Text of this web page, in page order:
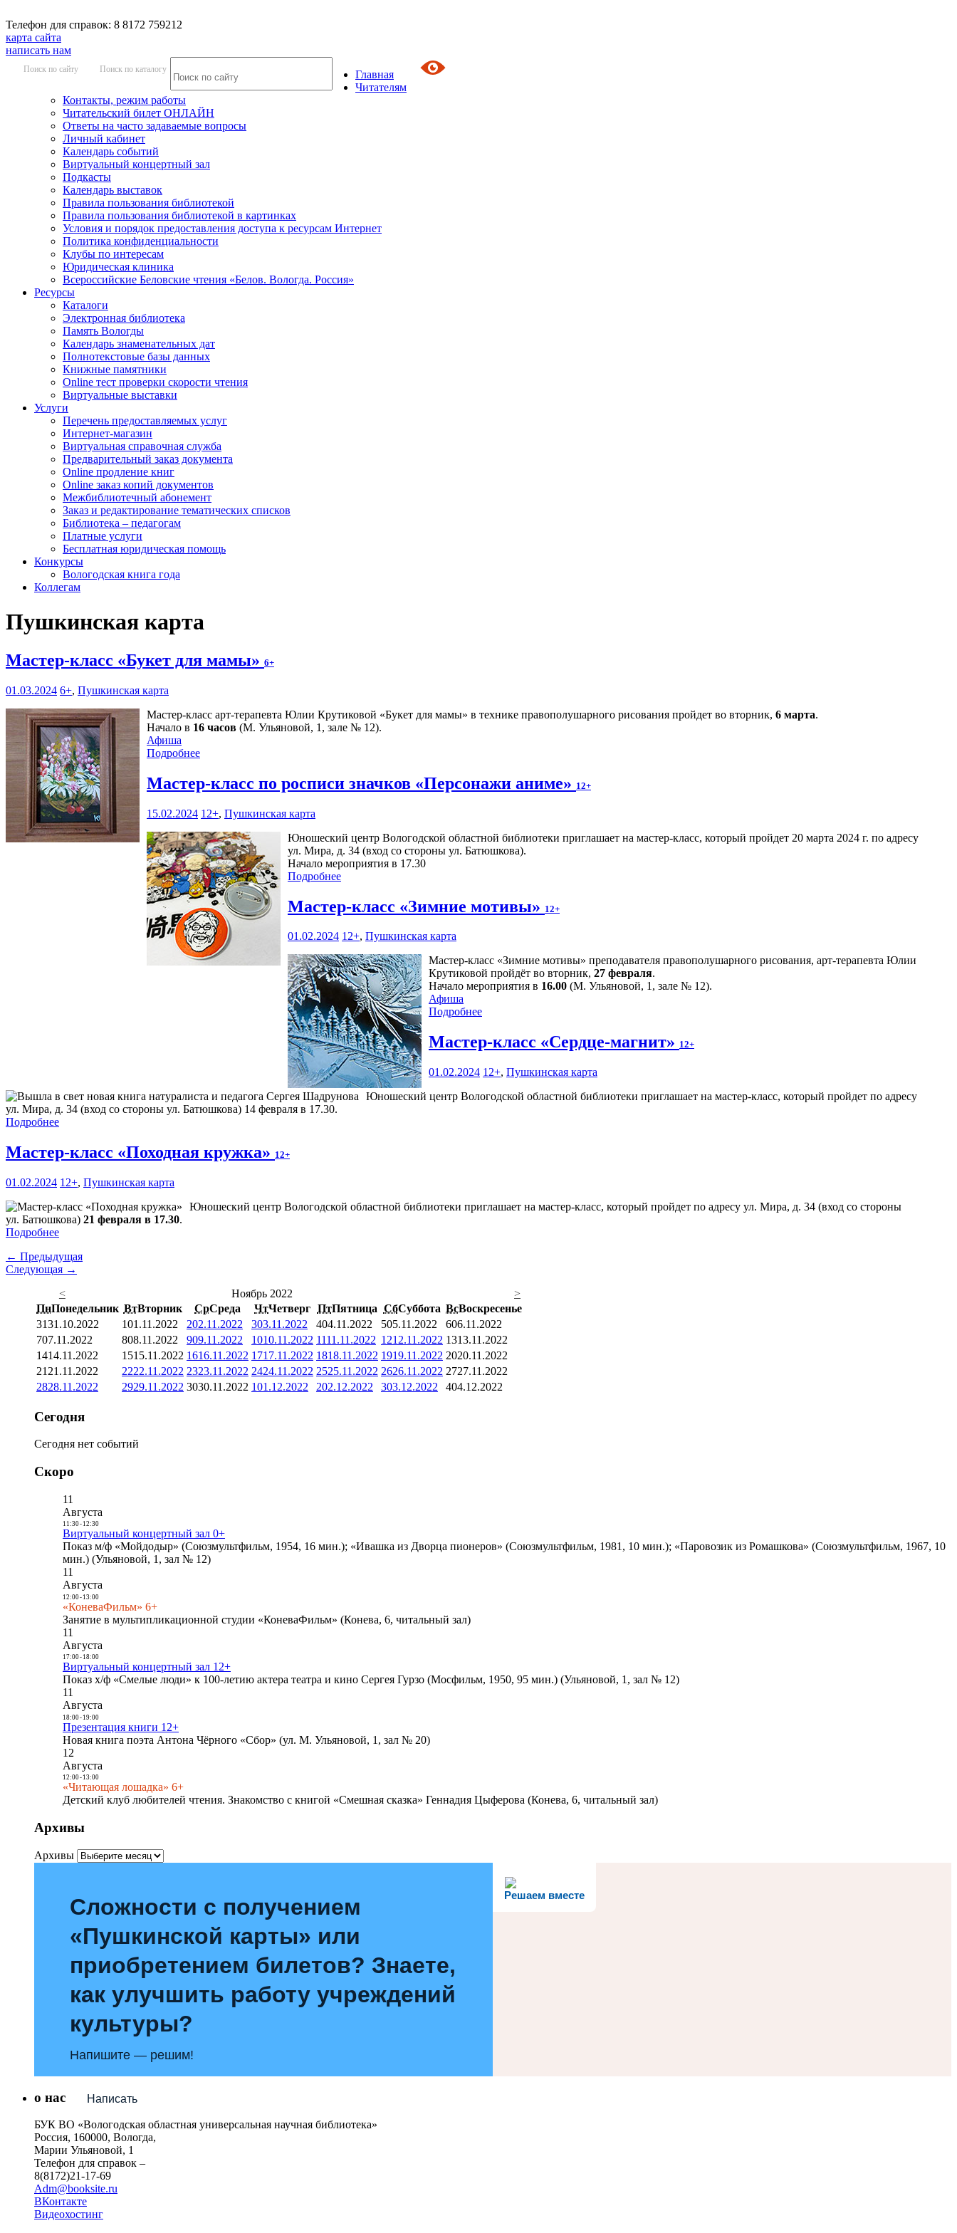
Телефон для справок: 8 8172 759212
карта сайта
написать нам
Поиск по сайту Поиск по каталогу
Главная
Читателям
Контакты, режим работы
Читательский билет ОНЛАЙН
Ответы на часто задаваемые вопросы
Личный кабинет
Календарь событий
Виртуальный концертный зал
Подкасты
Календарь выставок
Правила пользования библиотекой
Правила пользования библиотекой в картинках
Условия и порядок предоставления доступа к ресурсам Интернет
Политика конфиденциальности
Клубы по интересам
Юридическая клиника
Всероссийские Беловские чтения «Белов. Вологда. Россия»
Ресурсы
Каталоги
Электронная библиотека
Память Вологды
Календарь знаменательных дат
Полнотекстовые базы данных
Книжные памятники
Online тест проверки скорости чтения
Виртуальные выставки
Услуги
Перечень предоставляемых услуг
Интернет-магазин
Виртуальная справочная служба
Предварительный заказ документа
Online продление книг
Online заказ копий документов
Межбиблиотечный абонемент
Заказ и редактирование тематических списков
Библиотека – педагогам
Платные услуги
Бесплатная юридическая помощь
Конкурсы
Вологодская книга года
Коллегам
Пушкинская карта
Мастер-класс «Букет для мамы» 6+
01.03.2024 6+, Пушкинская карта
Мастер-класс арт-терапевта Юлии Крутиковой «Букет для мамы» в технике правополушарного рисования пройдет во вторник, 6 марта.
Начало в 16 часов (М. Ульяновой, 1, зале № 12).
Афиша
Подробнее
Мастер-класс по росписи значков «Персонажи аниме» 12+
15.02.2024 12+, Пушкинская карта
Юношеский центр Вологодской областной библиотеки приглашает на мастер-класс, который пройдет 20 марта 2024 г. по адресу
ул. Мира, д. 34 (вход со стороны ул. Батюшкова).
Начало мероприятия в 17.30
Подробнее
Мастер-класс «Зимние мотивы» 12+
01.02.2024 12+, Пушкинская карта
Мастер-класс «Зимние мотивы» преподавателя правополушарного рисования, арт-терапевта Юлии
Крутиковой пройдёт во вторник, 27 февраля.
Начало мероприятия в 16.00 (М. Ульяновой, 1, зале № 12).
Афиша
Подробнее
Мастер-класс «Сердце-магнит» 12+
01.02.2024 12+, Пушкинская карта
Юношеский центр Вологодской областной библиотеки приглашает на мастер-класс, который пройдет по адресу
ул. Мира, д. 34 (вход со стороны ул. Батюшкова) 14 февраля в 17.30.
Подробнее
Мастер-класс «Походная кружка» 12+
01.02.2024 12+, Пушкинская карта
Юношеский центр Вологодской областной библиотеки приглашает на мастер-класс, который пройдет по адресу ул. Мира, д. 34 (вход со стороны
ул. Батюшкова) 21 февраля в 17.30.
Подробнее
← Предыдущая
Следующая →
<
Ноябрь 2022
>
ПнПонедельник ВтВторник СрСреда ЧтЧетверг ПтПятница СбСуббота ВсВоскресенье
3131.10.2022 101.11.2022 202.11.2022 303.11.2022 404.11.2022 505.11.2022 606.11.2022
707.11.2022 808.11.2022 909.11.2022 1010.11.2022 1111.11.2022 1212.11.2022 1313.11.2022
1414.11.2022 1515.11.2022 1616.11.2022 1717.11.2022 1818.11.2022 1919.11.2022 2020.11.2022
21 21.11.2022 2222.11.2022 2323.11.2022 2424.11.2022 2525.11.2022 2626.11.2022 2727.11.2022
2828.11.2022 2929.11.2022 3030.11.2022 101.12.2022 202.12.2022 303.12.2022 404.12.2022
Сегодня
Сегодня нет событий
Скоро
11
Августа
11:30- 12:30
Виртуальный концертный зал 0+
Показ м/ф «Мойдодыр» (Союзмультфильм, 1954, 16 мин.); «Ивашка из Дворца пионеров» (Союзмультфильм, 1981, 10 мин.); «Паровозик из Ромашкова» (Союзмультфильм, 1967, 10
мин.) (Ульяновой, 1, зал № 12)
11
Августа
12:00- 13:00
«КоневаФильм» 6+
Занятие в мультипликационной студии «КоневаФильм» (Конева, 6, читальный зал)
11
Августа
17:00- 18:00
Виртуальный концертный зал 12+
Показ х/ф «Смелые люди» к 100-летию актера театра и кино Сергея Гурзо (Мосфильм, 1950, 95 мин.) (Ульяновой, 1, зал № 12)
11
Августа
18:00- 19:00
Презентация книги 12+
Новая книга поэта Антона Чёрного «Сбор» (ул. М. Ульяновой, 1, зал № 20)
12
Августа
12:00- 13:00
«Читающая лошадка» 6+
Детский клуб любителей чтения. Знакомство с книгой «Смешная сказка» Геннадия Цыферова (Конева, 6, читальный зал)
Архивы
Архивы
Решаем вместе
Сложности с получением
«Пушкинской карты» или
приобретением билетов? Знаете,
как улучшить работу учреждений
культуры?
Напишите — решим!
Написать
о нас
БУК ВО «Вологодская областная универсальная научная библиотека»
Россия, 160000, Вологда,
Марии Ульяновой, 1
Телефон для справок –
8(8172)21-17-69
Adm@booksite.ru
ВКонтакте
Видеохостинг